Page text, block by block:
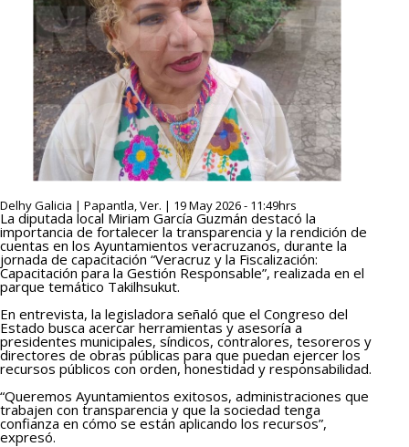
Delhy Galicia | Papantla, Ver. | 19 May 2026 - 11:49hrs
La diputada local Miriam García Guzmán destacó la
importancia de fortalecer la transparencia y la rendición de
cuentas en los Ayuntamientos veracruzanos, durante la
jornada de capacitación “Veracruz y la Fiscalización:
Capacitación para la Gestión Responsable”, realizada en el
parque temático Takilhsukut.
En entrevista, la legisladora señaló que el Congreso del
Estado busca acercar herramientas y asesoría a
presidentes municipales, síndicos, contralores, tesoreros y
directores de obras públicas para que puedan ejercer los
recursos públicos con orden, honestidad y responsabilidad.
“Queremos Ayuntamientos exitosos, administraciones que
trabajen con transparencia y que la sociedad tenga
confianza en cómo se están aplicando los recursos”,
expresó.